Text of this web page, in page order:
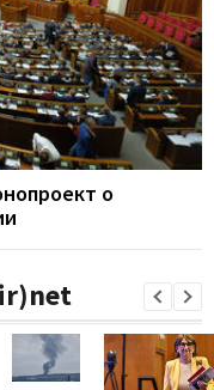
о